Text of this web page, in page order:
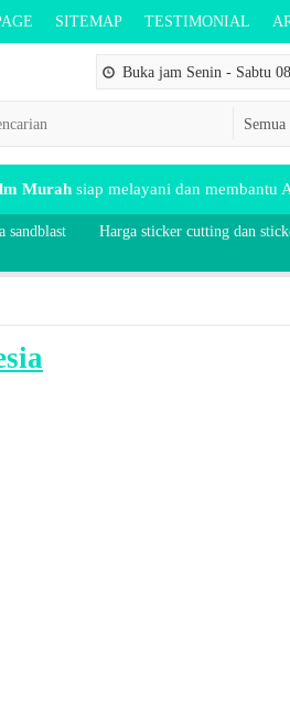
SITEMAP TESTIMONIAL
Buka jam Senin - Sabtu
Murahsiap melayani dan membantu
sandblast Harga sticker cutting dan